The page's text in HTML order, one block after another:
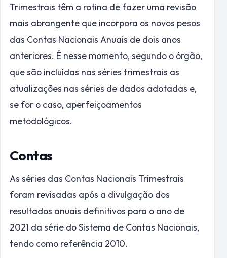
Trimestrais têm a rotina de fazer uma revisão
mais abrangente que incorpora os novos pesos
das Contas Nacionais Anuais de dois anos
anteriores. É nesse momento, segundo o órgão,
que são incluídas nas séries trimestrais as
atualizações nas séries de dados adotadas e,
se for o caso, aperfeiçoamentos
metodológicos.
Contas
As séries das Contas Nacionais Trimestrais
foram revisadas após a divulgação dos
resultados anuais definitivos para o ano de
2021 da série do Sistema de Contas Nacionais,
tendo como referência 2010.